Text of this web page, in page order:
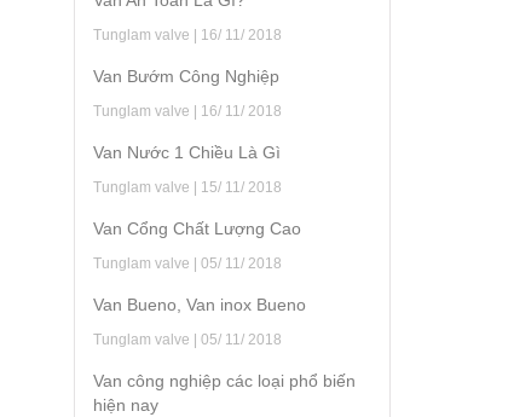
Tunglam valve | 16/ 11/ 2018
Van Bướm Công Nghiệp
Tunglam valve | 16/ 11/ 2018
Van Nước 1 Chiều Là Gì
Tunglam valve | 15/ 11/ 2018
Van Cổng Chất Lượng Cao
Tunglam valve | 05/ 11/ 2018
Van Bueno, Van inox Bueno
Tunglam valve | 05/ 11/ 2018
Van công nghiệp các loại phổ biến
hiện nay